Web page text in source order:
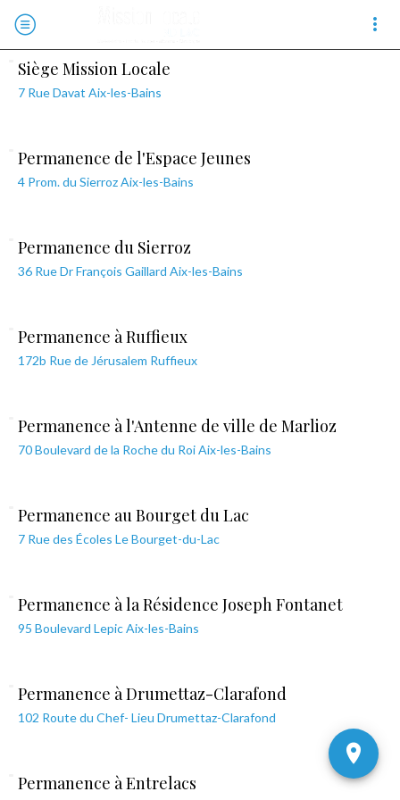
Siège Mission Locale
7 Rue Davat Aix-les-Bains
Permanence de l'Espace Jeunes
4 Prom. du Sierroz Aix-les-Bains
Permanence du Sierroz
36 Rue Dr François Gaillard Aix-les-Bains
Permanence à Ruffieux
172b Rue de Jérusalem Ruffieux
Permanence à l'Antenne de ville de Marlioz
70 Boulevard de la Roche du Roi Aix-les-Bains
Permanence au Bourget du Lac
7 Rue des Écoles Le Bourget-du-Lac
Permanence à la Résidence Joseph Fontanet
95 Boulevard Lepic Aix-les-Bains
Permanence à Drumettaz-Clarafond
102 Route du Chef- Lieu Drumettaz-Clarafond
Permanence à Entrelacs